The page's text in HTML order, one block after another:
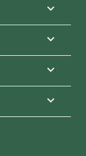



